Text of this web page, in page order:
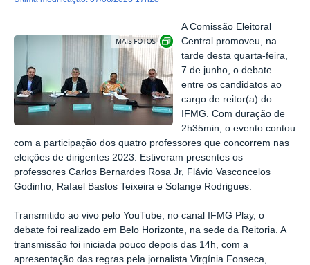
Exibir carrossel de imagens
A Comissão Eleitoral
Central promoveu, na
tarde desta quarta-feira,
7 de junho, o debate
entre os candidatos ao
cargo de reitor(a) do
IFMG. Com duração de
2h35min, o evento contou
com a participação dos quatro professores que concorrem nas
eleições de dirigentes 2023. Estiveram presentes os
professores Carlos Bernardes Rosa Jr, Flávio Vasconcelos
Godinho, Rafael Bastos Teixeira e Solange Rodrigues.
Transmitido ao vivo pelo YouTube, no canal IFMG Play, o
debate foi realizado em Belo Horizonte, na sede da Reitoria. A
transmissão foi iniciada pouco depois das 14h, com a
apresentação das regras pela jornalista Virgínia Fonseca,